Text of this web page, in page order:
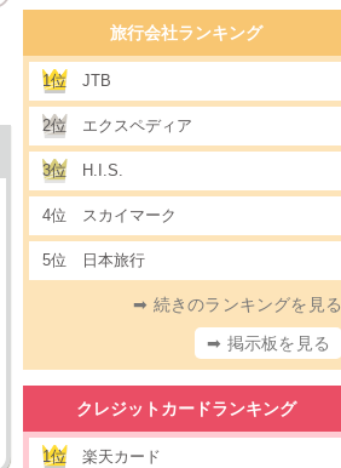
旅行会社ランキング
1位 JTB
2位 エクスペディア
3位 H.I.S.
4位 スカイマーク
5位 日本旅行
➡ 続きのランキングを見る
➡ 掲示板を見る
クレジットカードランキング
1位 楽天カード